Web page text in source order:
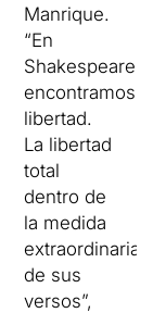
Manrique.
“En
Shakespeare
encontramos
libertad.
La libertad
total
dentro de
la medida
extraordinaria
de sus
versos”,